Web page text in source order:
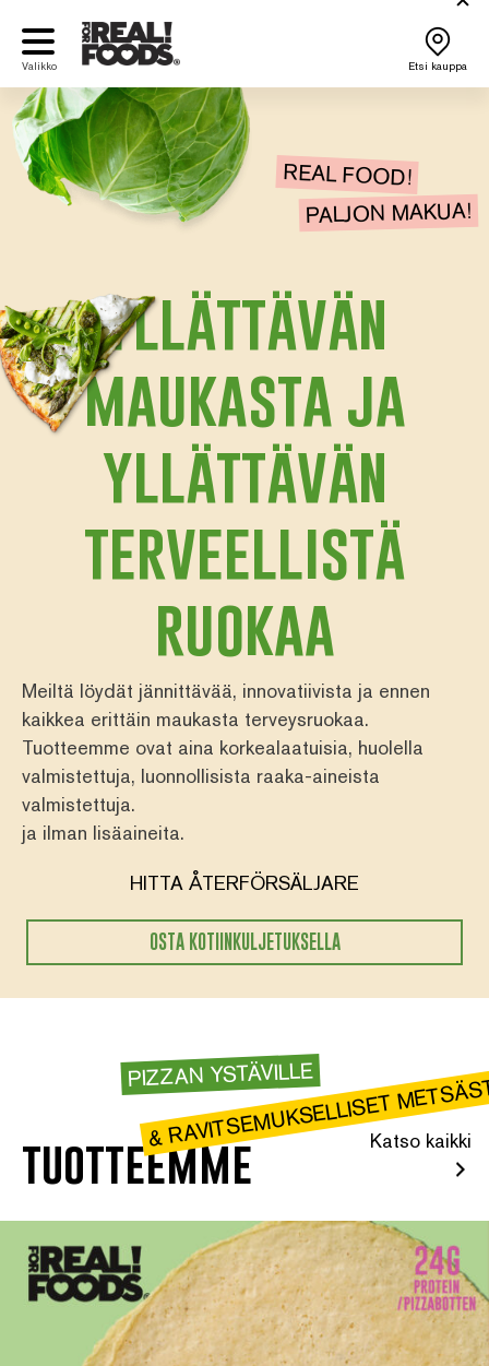
sisältöön
Valikko Etsi kauppa
REAL FOOD!
PALJON MAKUA!
yllättävän
maukasta ja
yllättävän
terveellistä
ruokaa
Meiltä löydät jännittävää, innovatiivista ja ennen
kaikkea erittäin maukasta terveysruokaa.
Tuotteemme ovat aina korkealaatuisia, huolella
valmistettuja, luonnollisista raaka-aineista
valmistettuja.
ja ilman lisäaineita.
HITTA ÅTERFÖRSÄLJARE
OSTA KOTIINKULJETUKSELLA
PIZZAN YSTÄVILLE
& RAVITSEMUKSELLISET
tuotteemme Katso kaikki